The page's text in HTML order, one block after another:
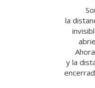
la
y la